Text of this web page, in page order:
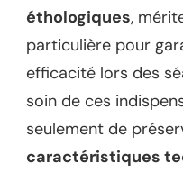
éthologiques,
particulière pour
efficacité lors des
soin de ces
seulement de
caractéristiques